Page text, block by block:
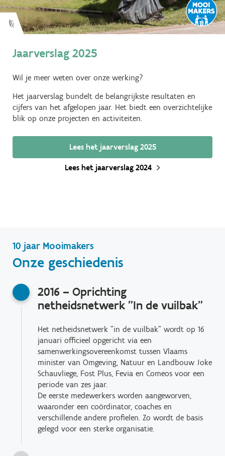
Jaarverslag 2025
Wil je meer weten over onze werking?
Het jaarverslag bundelt de belangrijkste resultaten en
cijfers van het afgelopen jaar. Het biedt een overzichtelijke
blik op onze projecten en activiteiten.
Lees het jaarverslag 2025
Lees het jaarverslag 2024
10 jaar Mooimakers
Onze geschiedenis
2016 – Oprichting
netheidsnetwerk "In de vuilbak"
Het netheidsnetwerk "in de vuilbak" wordt op 16
januari officieel opgericht via een
samenwerkingsovereenkomst tussen Vlaams
minister van Omgeving, Natuur en Landbouw Joke
Schauvliege, Fost Plus, Fevia en Comeos voor een
periode van zes jaar.
De eerste medewerkers worden aangeworven,
waaronder een coördinator, coaches en
verschillende andere profielen. Zo wordt de basis
gelegd voor een sterke organisatie.